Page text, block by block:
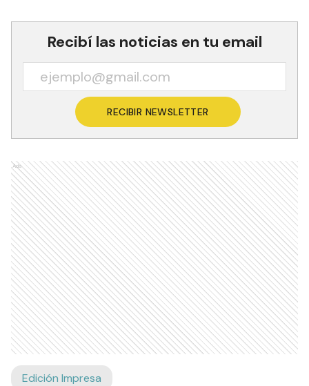
Recibí las noticias en tu email
RECIBIR NEWSLETTER
Ads
Edición Impresa